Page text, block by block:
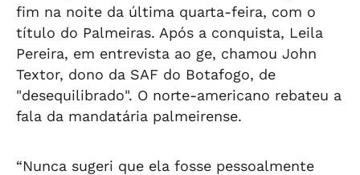
fim na noite da última quarta-feira, com o
título do Palmeiras. Após a conquista, Leila
Pereira, em entrevista ao ge, chamou John
Textor, dono da SAF do Botafogo, de
"desequilibrado". O norte-americano rebateu a
fala da mandatária palmeirense.
“Nunca sugeri que ela fosse pessoalmente